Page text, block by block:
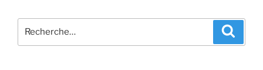
pour